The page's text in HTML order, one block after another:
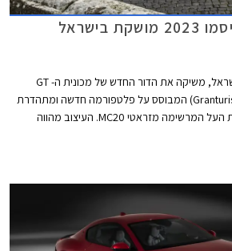
סמלת, יבואנית מזראטי לישראל, משיקה את הדור החדש של מכונית ה- GT
מזראטי גראן טוריסמו (Granturismo) המבוסס על פלטפורמה חדשה ומתהדרת
במנוע V6 שהושאל ממכונית העל המרשימה מזראטי MC20. העיצוב מהווה
קופה קלאסית עם מכסה מנוע ארוך ושלושה
מחודדות.